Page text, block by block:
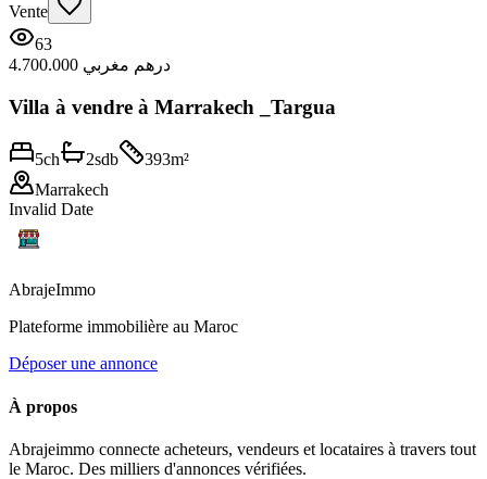
Vente
63
4.700.000 درهم مغربي
Villa à vendre à Marrakech _Targua
5ch 2sdb 393m²
Marrakech
Invalid Date
AbrajeImmo
Plateforme immobilière au Maroc
Déposer une annonce
À propos
Abrajeimmo connecte acheteurs, vendeurs et locataires à travers tout
le Maroc. Des milliers d'annonces vérifiées.